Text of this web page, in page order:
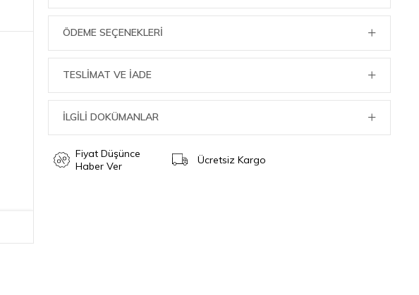
ÖDEME SEÇENEKLERI
TESLİMAT VE İADE
İLGİLİ DOKÜMANLAR
Fiyat Düşünce
Haber Ver
Ücretsiz Kargo